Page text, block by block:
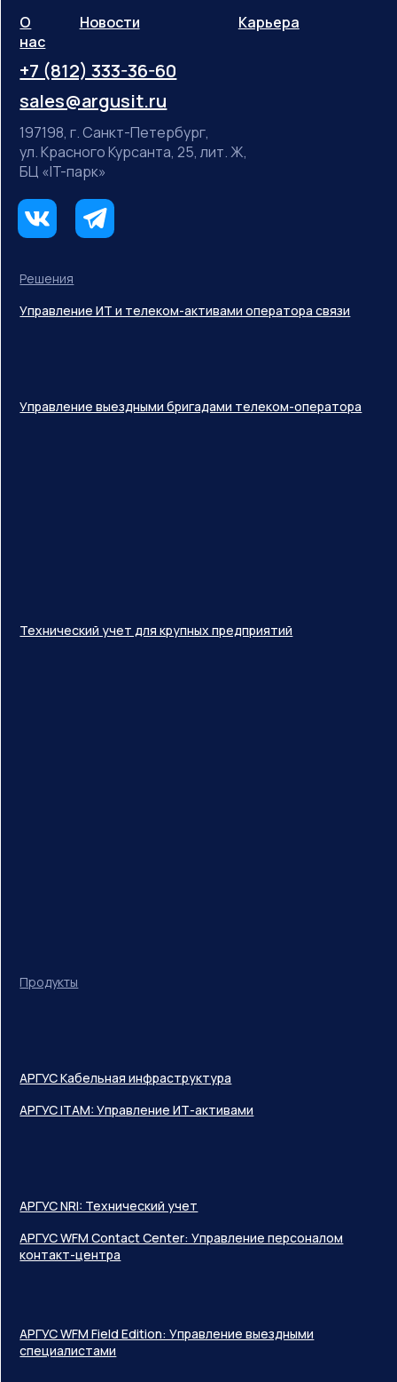
Решения
Продукты
Управление ИТ и телеком-активами оператора связи
О
нас
+7 (812) 333-36-60
sales@argusit.ru
Новости Карьера
197198, г. Санкт-Петербург,
ул. Красного Курсанта, 25, лит. Ж,
БЦ «IT-парк»
АРГУС WFM Field Edition: Управление выездными
специалистами
Управление выездными бригадами телеком-оператора
АРГУС NRI: Технический учет
АРГУС WFM Contact Center: Управление персоналом
контакт-центра
Технический учет для крупных предприятий
АРГУС Кабельная инфраструктура
АРГУС ITAM: Управление ИТ-активами